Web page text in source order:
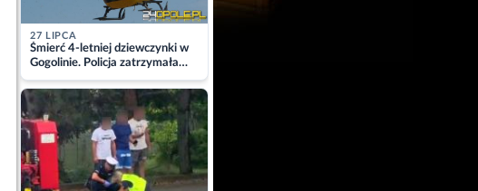
27 LIPCA
Śmierć 4-letniej dziewczynki w
Gogolinie. Policja zatrzymała
matkę